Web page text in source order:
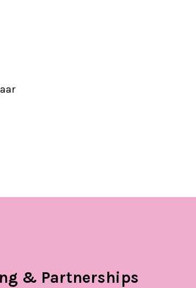
& Partnerships